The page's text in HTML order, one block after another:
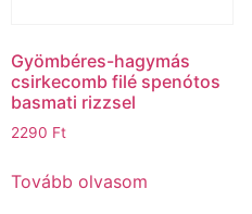
Gyömbéres-hagymás
csirkecomb filé spenótos
basmati rizzsel
2290 Ft
Tovább olvasom